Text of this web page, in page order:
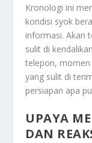
Kronologi ini
kondisi syok
informasi. Akan
sulit di
telepon,
yang sulit di
persiapan apa
UPAYA
DAN